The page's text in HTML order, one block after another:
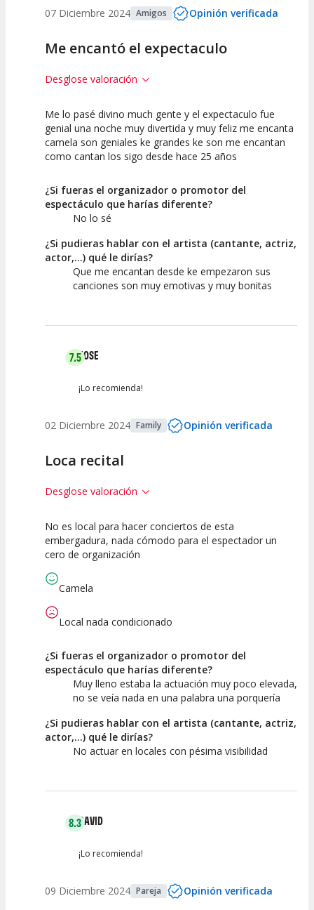
07 Diciembre 2024 Amigos Opinión verificada
Me encantó el expectaculo
Desglose valoración
10
Calidad del
Espectáculo
10
Puesta en
Escena
10
Interpretación
artística
Me lo pasé divino much gente y el expectaculo fue
genial una noche muy divertida y muy feliz me encanta
camela son geniales ke grandes ke son me encantan
como cantan los sigo desde hace 25 años
¿Si fueras el organizador o promotor del
espectáculo que harías diferente?
No lo sé
¿Si pudieras hablar con el artista (cantante, actriz,
actor,...) qué le dirías?
Que me encantan desde ke empezaron sus
canciones son muy emotivas y muy bonitas
7.5JOSE
¡Lo recomienda!
02 Diciembre 2024 Family Opinión verificada
Loca recital
Desglose valoración
7.5
Calidad del
7.5
Puesta en
7.5
No es local para hacer conciertos de esta
embergadura, nada cómodo para el espectador un
cero de organización
Camela
Local nada condicionado
¿Si fueras el organizador o promotor del
espectáculo que harías diferente?
Muy lleno estaba la actuación muy poco elevada,
no se veía nada en una palabra una porquería
¿Si pudieras hablar con el artista (cantante, actriz,
actor,...) qué le dirías?
No actuar en locales con pésima visibilidad
8.3DAVID
¡Lo recomienda!
09 Diciembre 2024 Pareja Opinión verificada